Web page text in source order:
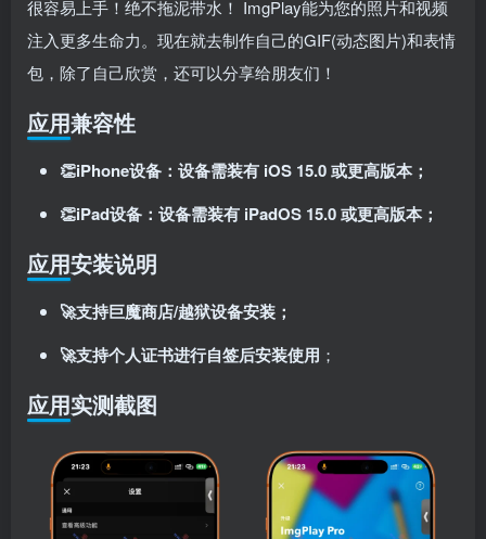
很容易上手！绝不拖泥带水！ ImgPlay能为您的照片和视频
注入更多生命力。现在就去制作自己的GIF(动态图片)和表情
包，除了自己欣赏，还可以分享给朋友们！
应用兼容性
👏iPhone设备：设备需装有 iOS 15.0 或更高版本；
👏iPad设备：设备需装有 iPadOS 15.0 或更高版本；
应用安装说明
🚀支持巨魔商店/越狱设备安装；
🚀支持个人证书进行自签后安装使用 ；
应用实测截图
用户名或邮箱
登录密码
记住登录
登录
社交账号登录
使用社交账号登录即表示同意用户协议